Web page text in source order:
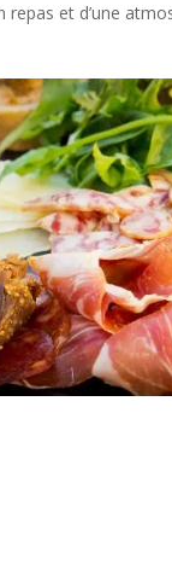
repas et d’une